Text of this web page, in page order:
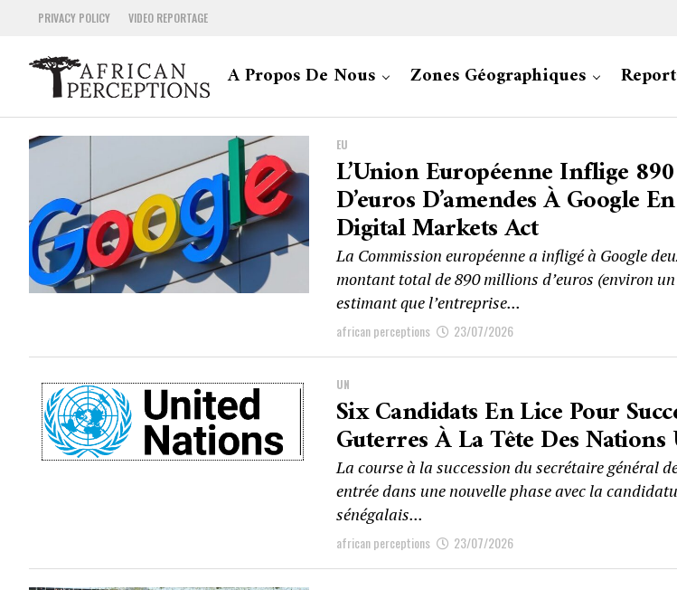
PRIVACY POLICY VIDEO REPORTAGE
A Propos De Nous Zones Géographiques
EU
L’Union Européenne Inflige
D’euros D’amendes À Google
Digital Markets Act
La Commission européenne a infligé à Google
montant total de 890 millions d’euros (environ
estimant que l’entreprise...
african perceptions 23/07/2026
UN
Six Candidats En Lice Pour
Guterres À La Tête Des Nations
La course à la succession du secrétaire général
entrée dans une nouvelle phase avec la
sénégalais...
african perceptions 23/07/2026